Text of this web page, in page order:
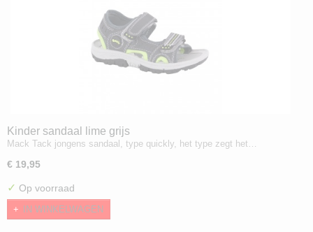
Kinder sandaal lime grijs
Mack Tack jongens sandaal, type quickly, het type zegt het…
€ 19,95
✓ Op voorraad
IN WINKELWAGEN